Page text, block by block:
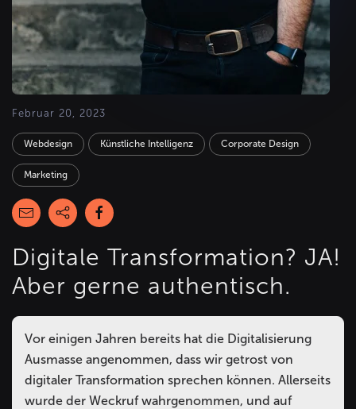
Februar 20, 2023
Webdesign Künstliche Intelligenz Corporate Design
Marketing
Digitale Transformation? JA!
Aber gerne authentisch.
Vor einigen Jahren bereits hat die Digitalisierung
Ausmasse angenommen, dass wir getrost von
digitaler Transformation sprechen können. Allerseits
wurde der Weckruf wahrgenommen, und auf